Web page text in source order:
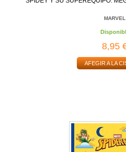
MARVEL
8,95
AFEGIR A LA